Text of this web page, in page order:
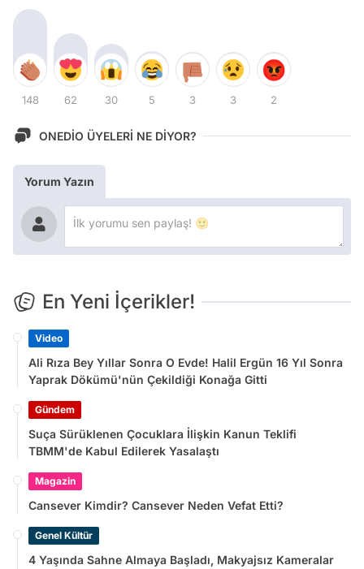
148 62 30 5 3 3 2
ONEDİO ÜYELERİ NE DİYOR?
Yorum Yazın
En Yeni İçerikler!
Video
Ali Rıza Bey Yıllar Sonra O Evde! Halil Ergün 16 Yıl Sonra
Yaprak Dökümü'nün Çekildiği Konağa Gitti
Gündem
Suça Sürüklenen Çocuklara İlişkin Kanun Teklifi
TBMM'de Kabul Edilerek Yasalaştı
Magazin
Cansever Kimdir? Cansever Neden Vefat Etti?
Genel Kültür
4 Yaşında Sahne Almaya Başladı, Makyajsız Kameralar